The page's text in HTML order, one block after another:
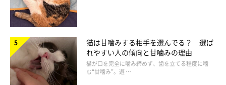
猫は甘噛みする相手を選んでる？ 選ば
れやすい人の傾向と甘噛みの理由
猫が口を完全に噛み締めず、歯を立てる程度に噛
む“甘噛み”。遊 …